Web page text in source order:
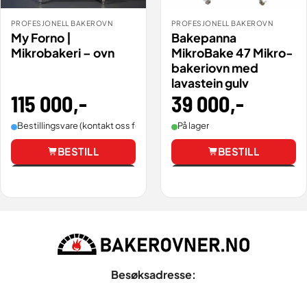
PROFESJONELL BAKEROVN
My Forno |
Mikrobakeri – ovn
115 000,-
Bestillingsvare (kontakt oss for leveringstid).
BESTILL
PROFESJONELL BAKEROVN
Bakepanna
MikroBake 47 Mikro-
bakeriovn med
lavastein gulv
39 000,-
På lager
BESTILL
Besøksadresse: